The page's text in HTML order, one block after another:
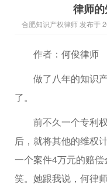
律师
合肥知识产权律师 发布于
作者：何俊律师
做了八年的知识产
了。
前不久一个专利权
后，就将其他的维权
一个案件4万元的赔
笑。她跟我说，何律